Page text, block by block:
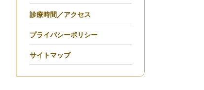
診療時間／アクセス
プライバシーポリシー
サイトマップ